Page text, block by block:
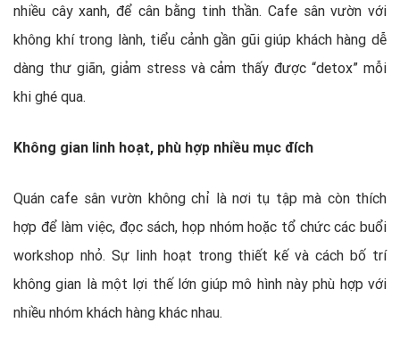
nhiều cây xanh, để cân bằng tinh thần. Cafe sân vườn với
không khí trong lành, tiểu cảnh gần gũi giúp khách hàng dễ
dàng thư giãn, giảm stress và cảm thấy được “detox” mỗi
khi ghé qua.
Không gian linh hoạt, phù hợp nhiều mục đích
Quán cafe sân vườn không chỉ là nơi tụ tập mà còn thích
hợp để làm việc, đọc sách, họp nhóm hoặc tổ chức các buổi
workshop nhỏ. Sự linh hoạt trong thiết kế và cách bố trí
không gian là một lợi thế lớn giúp mô hình này phù hợp với
nhiều nhóm khách hàng khác nhau.